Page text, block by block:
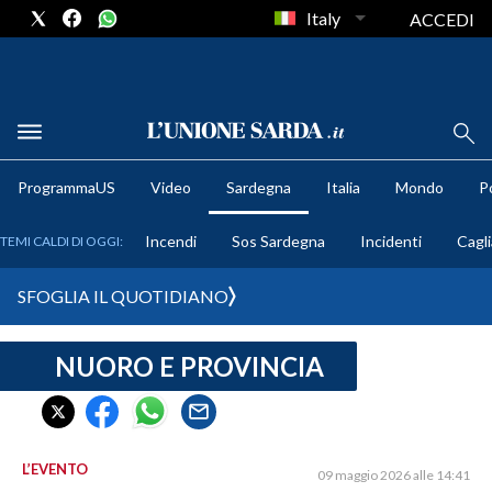
METEO
CRONACA SARDEGNA
CAGLIARI
SULCIS IGLESIENTE
Italy ACCEDI
ProgrammaUS Video Sardegna Italia Mondo
TEMI CALDI DI OGGI: Incendi Sos Sardegna Incidenti
SFOGLIA IL QUOTIDIANO
NUORO E PROVINCIA
L’EVENTO 09 maggio 2026 alle 14:41